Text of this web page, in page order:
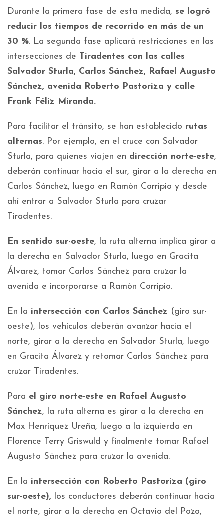
Durante la primera fase de esta medida, se logró
reducir los tiempos de recorrido en más de un
30 %. La segunda fase aplicará restricciones en las
intersecciones de Tiradentes con las calles
Salvador Sturla, Carlos Sánchez, Rafael Augusto
Sánchez, avenida Roberto Pastoriza y calle
Frank Féliz Miranda.
Para facilitar el tránsito, se han establecido rutas
alternas. Por ejemplo, en el cruce con Salvador
Sturla, para quienes viajen en dirección norte-este,
deberán continuar hacia el sur, girar a la derecha en
Carlos Sánchez, luego en Ramón Corripio y desde
ahí entrar a Salvador Sturla para cruzar
Tiradentes.
En sentido sur-oeste, la ruta alterna implica girar a
la derecha en Salvador Sturla, luego en Gracita
Álvarez, tomar Carlos Sánchez para cruzar la
avenida e incorporarse a Ramón Corripio.
En la intersección con Carlos Sánchez (giro sur-
oeste), los vehículos deberán avanzar hacia el
norte, girar a la derecha en Salvador Sturla, luego
en Gracita Álvarez y retomar Carlos Sánchez para
cruzar Tiradentes.
Para el giro norte-este en Rafael Augusto
Sánchez, la ruta alterna es girar a la derecha en
Max Henríquez Ureña, luego a la izquierda en
Florence Terry Griswuld y finalmente tomar Rafael
Augusto Sánchez para cruzar la avenida.
En la intersección con Roberto Pastoriza (giro
sur-oeste), los conductores deberán continuar hacia
el norte, girar a la derecha en Octavio del Pozo,